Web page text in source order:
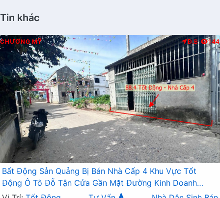
Tin khác
CHƯƠNG MỸ Đ.B 144
Bất Động Sản Quảng Bị Bán Nhà Cấp 4 Khu Vực Tốt
Động Ô Tô Đỗ Tận Cửa Gần Mặt Đường Kinh Doanh
Nguyễn Văn Trỗi